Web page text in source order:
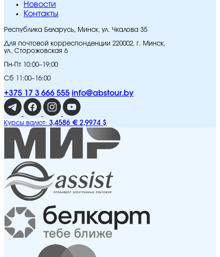
Новости
Контакты
Республика Беларусь, Минск, ул. Чкалова 35
Для почтовой корреспонденции 220002, г. Минск,
ул. Сторожовская 6
Пн-Пт 10:00–19:00
Сб 11:00–16:00
+375 17 3 666 555 info@abstour.by
Курсы валют: 3,4586 € 2,9974 $